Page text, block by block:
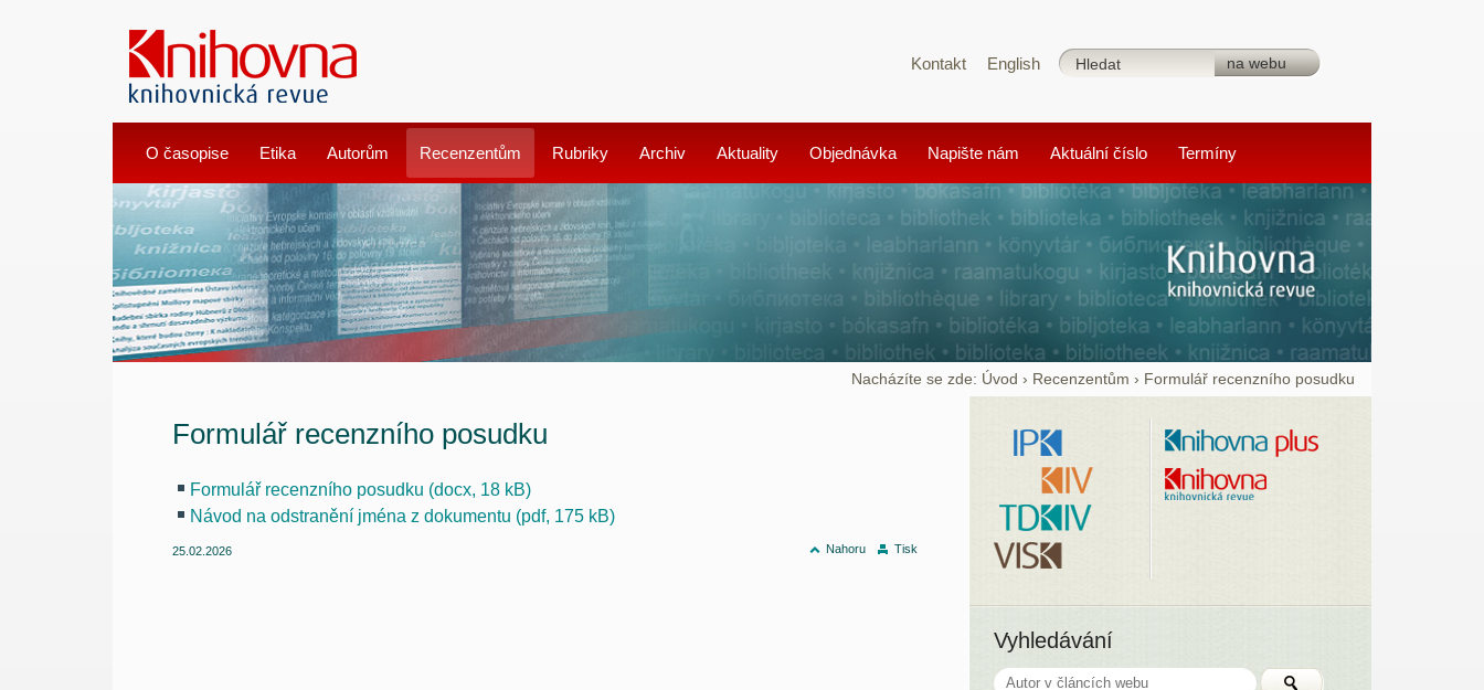
Kontakt English
O časopise Etika Autorům Recenzentům Rubriky Archiv Aktuality Objednávka Napište nám Aktuální číslo Termíny
Nacházíte se zde: Úvod › Recenzentům › Formulář recenzního posudku
Formulář recenzního posudku
Formulář recenzního posudku (docx, 18 kB)
Návod na odstranění jména z dokumentu (pdf, 175 kB)
Nahoru Tisk
25.02.2026
Vyhledávání